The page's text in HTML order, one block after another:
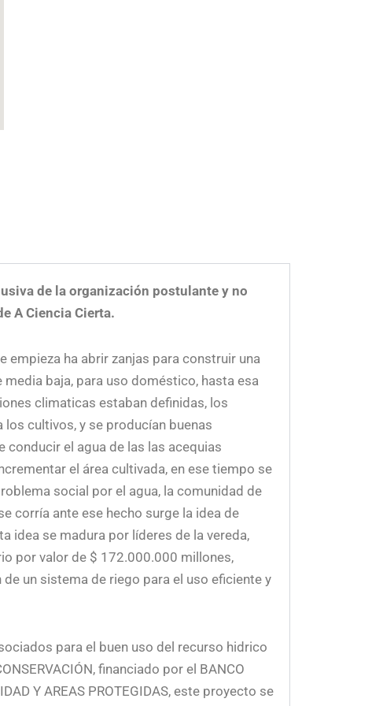
de la organización postulante y no
A Ciencia Cierta.
empieza ha abrir zanjas para construir una
baja, para uso doméstico, hasta esa
climaticas estaban definidas, los
cultivos, y se producían buenas
conducir el agua de las las acequias
el área cultivada, en ese tiempo se
social por el agua, la comunidad de
corría ante ese hecho surge la idea de
idea se madura por líderes de la vereda,
por valor de $ 172.000.000 millones,
un sistema de riego para el uso eficiente y
para el buen uso del recurso hidrico
financiado por el BANCO
Y AREAS PROTEGIDAS, este proyecto se